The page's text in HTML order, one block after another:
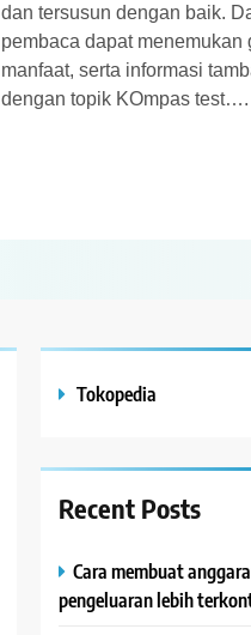
dan tersusun dengan baik.
pembaca dapat menemukan
manfaat, serta informasi
dengan topik KOmpas test….
Tokopedia
Recent Posts
Cara membuat
pengeluaran lebih